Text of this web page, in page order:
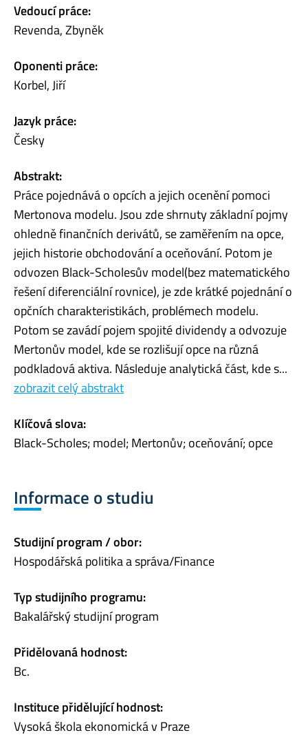
Vedoucí práce:
Revenda, Zbyněk
Oponenti práce:
Korbel, Jiří
Jazyk práce:
Česky
Abstrakt:
Práce pojednává o opcích a jejich ocenění pomoci
Mertonova modelu. Jsou zde shrnuty základní pojmy
ohledně finančních derivátů, se zaměřením na opce,
jejich historie obchodování a oceňování. Potom je
odvozen Black-Scholesův model(bez matematického
řešení diferenciální rovnice), je zde krátké pojednání o
opčních charakteristikách, problémech modelu.
Potom se zavádí pojem spojité dividendy a odvozuje
Mertonův model, kde se rozlišují opce na různá
podkladová aktiva. Následuje analytická část, kde s...
zobrazit celý abstrakt
Klíčová slova:
Black-Scholes; model; Mertonův; oceňování; opce
Informace o studiu
Studijní program / obor:
Hospodářská politika a správa/Finance
Typ studijního programu:
Bakalářský studijní program
Přidělovaná hodnost:
Bc.
Instituce přidělující hodnost:
Vysoká škola ekonomická v Praze